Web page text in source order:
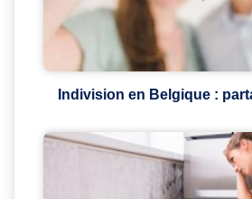
Indivision en Belgique :